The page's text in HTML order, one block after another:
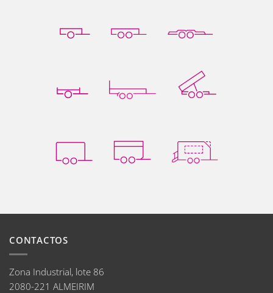
CONTACTOS
Zona Industrial, lote 86
2080-221 ALMEIRIM